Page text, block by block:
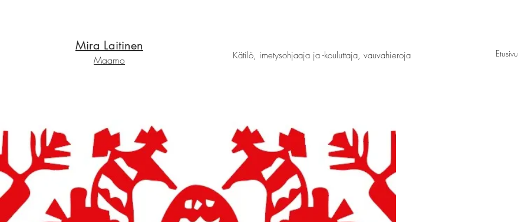
Mira Laitinen
Maamo
Etusivu
Kätilö, imetysohjaaja ja -kouluttaja, vauvahieroja